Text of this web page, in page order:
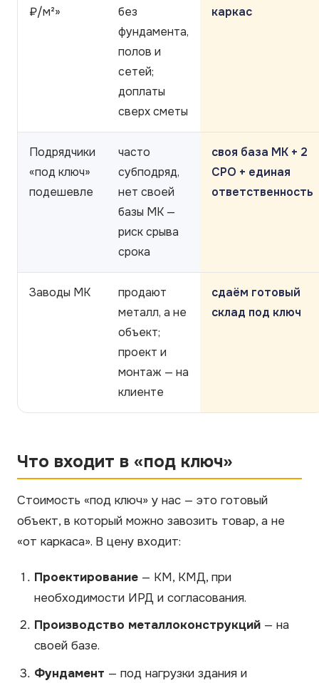
₽/м²»
без
фундамента,
полов и
сетей;
доплаты
сверх сметы
каркас
Подрядчики
«под ключ»
подешевле
часто
субподряд,
нет своей
базы МК —
риск срыва
срока
своя база МК + 2
СРО + единая
ответственность
Заводы МК
продают
металл, а не
объект;
проект и
монтаж — на
клиенте
сдаём готовый
склад под ключ
Что входит в «под ключ»
Стоимость «под ключ» у нас — это готовый
объект, в который можно завозить товар, а не
«от каркаса». В цену входит:
Проектирование— КМ, КМД, при
необходимости ИРД и согласования.
Производство металлоконструкций— на
своей базе.
Фундамент — под нагрузки здания и